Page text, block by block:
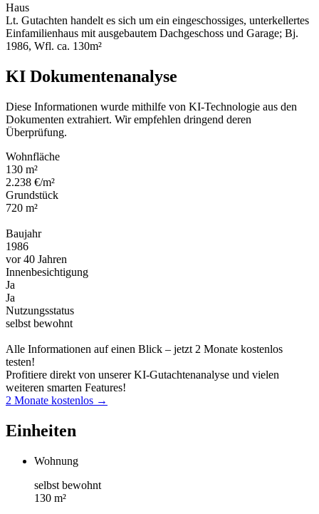
Haus
Lt. Gutachten handelt es sich um ein eingeschossiges, unterkellertes
Einfamilienhaus mit ausgebautem Dachgeschoss und Garage; Bj.
1986, Wfl. ca. 130m²
KI Dokumentenanalyse
Diese Informationen wurde mithilfe von KI-Technologie aus den
Dokumenten extrahiert. Wir empfehlen dringend deren
Überprüfung.
Wohnfläche
130 m²
2.238 €/m²
Grundstück
720 m²
Baujahr
1986
vor 40 Jahren
Innenbesichtigung
Ja
Ja
Nutzungsstatus
selbst bewohnt
Alle Informationen auf einen Blick – jetzt 2 Monate kostenlos
testen!
Profitiere direkt von unserer KI-Gutachtenanalyse und vielen
weiteren smarten Features!
2 Monate kostenlos →
Einheiten
Wohnung
selbst bewohnt
130 m²